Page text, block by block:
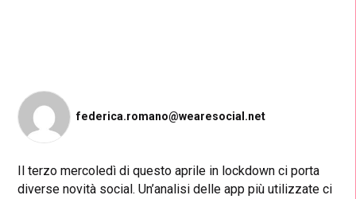
federica.romano@wearesocial.net
Il terzo mercoledì di questo aprile in lockdown ci porta
diverse novità social. Un’analisi delle app più utilizzate ci